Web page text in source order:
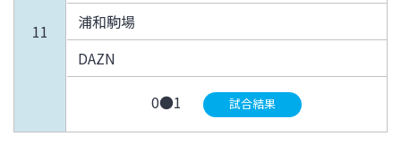
11
浦和駒場
DAZN
0●1 試合結果